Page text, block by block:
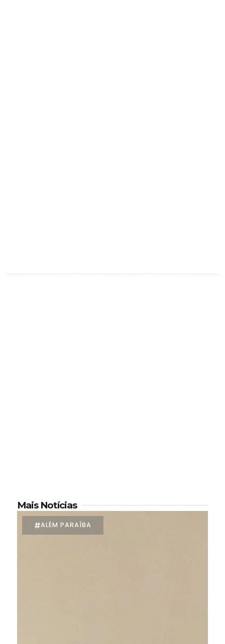
Mais Notícias
ALÉM PARAÍBA